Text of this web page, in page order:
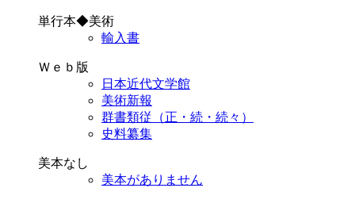
単行本◆美術
輸入書
Ｗｅｂ版
日本近代文学館
美術新報
群書類従（正・続・続々）
史料纂集
美本なし
美本がありません